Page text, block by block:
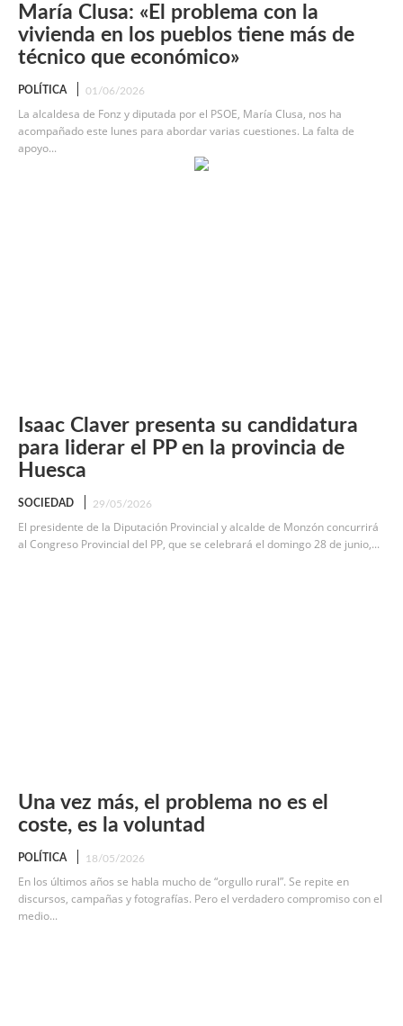
María Clusa: «El problema con la
vivienda en los pueblos tiene más de
técnico que económico»
POLÍTICA 01/06/2026
La alcaldesa de Fonz y diputada por el PSOE, María Clusa, nos ha
acompañado este lunes para abordar varias cuestiones. La falta de
apoyo...
Isaac Claver presenta su candidatura
para liderar el PP en la provincia de
Huesca
SOCIEDAD 29/05/2026
El presidente de la Diputación Provincial y alcalde de Monzón concurrirá
al Congreso Provincial del PP, que se celebrará el domingo 28 de junio,...
Una vez más, el problema no es el
coste, es la voluntad
POLÍTICA 18/05/2026
En los últimos años se habla mucho de “orgullo rural”. Se repite en
discursos, campañas y fotografías. Pero el verdadero compromiso con el
medio...